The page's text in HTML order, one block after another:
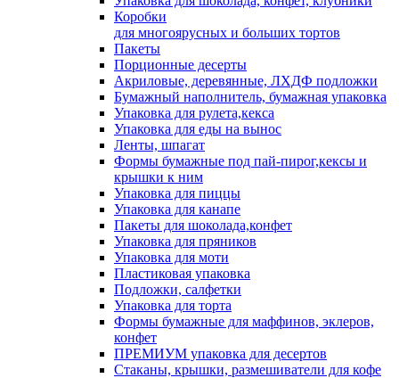
Коробки
для многоярусных и больших тортов
Пакеты
Порционные десерты
Акриловые, деревянные, ЛХДФ подложки
Бумажный наполнитель, бумажная упаковка
Упаковка для рулета,кекса
Упаковка для еды на вынос
Ленты, шпагат
Формы бумажные под пай-пирог,кексы и
крышки к ним
Упаковка для пиццы
Упаковка для канапе
Пакеты для шоколада,конфет
Упаковка для пряников
Упаковка для моти
Пластиковая упаковка
Подложки, салфетки
Упаковка для торта
Формы бумажные для маффинов, эклеров,
конфет
ПРЕМИУМ упаковка для десертов
Стаканы, крышки, размешиватели для кофе